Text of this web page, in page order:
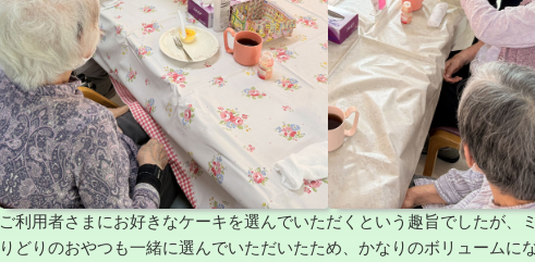
ご利用者さまにお好きなケーキを選んでいただくという趣旨でしたが、
りどりのおやつも一緒に選んでいただいたため、かなりのボリュームに